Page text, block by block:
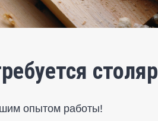
столяр
опытом работы!